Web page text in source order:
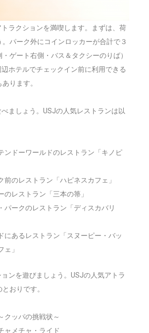
ラクションを満喫します。まずは、荷
パーク外にコインロッカーが合計で３
ゲート右側・バス＆タクシーのりば）
ホテルでチェックイン前に利用できる
ります。
ましょう。USJの人気レストランは以
ンドーワールドのレストラン「キノピ
前のレストラン「ハピネスカフェ」
のレストラン「三本の箒」
パークのレストラン「ディスカバリ
にあるレストラン「スヌーピー・バッ
ェ」
ンを遊びましょう。USJの人気アトラ
おりです。
クッパの挑戦状～
ャメチャ・ライド